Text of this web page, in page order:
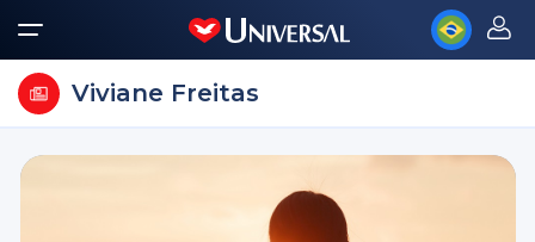
Viviane Freitas